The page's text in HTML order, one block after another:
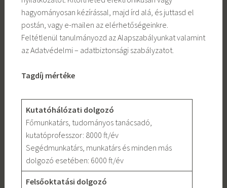
hagyományosan kézírással, majd írd alá, és juttasd el
postán, vagy e-mailen az elérhetőségeinkre.
Feltétlenül tanulmányozd az Alapszabályunkat valamint
az Adatvédelmi – adatbiztonsági szabályzatot.
Tagdíj mértéke
Kutatóhálózati dolgozó
Főmunkatárs, tudományos tanácsadó,
kutatóprofesszor: 8000 ft/év
Segédmunkatárs, munkatárs és minden más
dolgozó esetében: 6000 ft/év
Felsőoktatási dolgozó